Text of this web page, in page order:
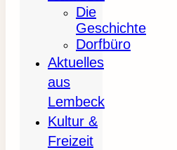
Die
Geschichte
Dorfbüro
Aktuelles
aus
Lembeck
Kultur &
Freizeit